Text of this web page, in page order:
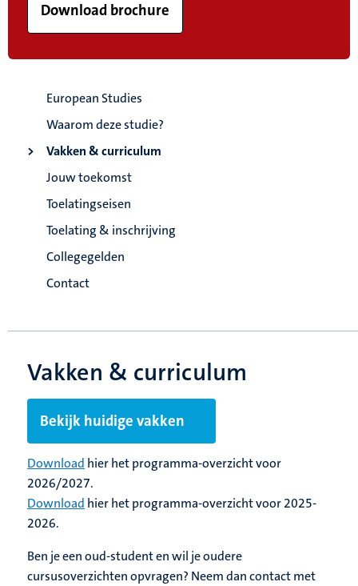
Download brochure
European Studies
Waarom deze studie?
Vakken & curriculum
Jouw toekomst
Toelatingseisen
Toelating & inschrijving
Collegegelden
Contact
Vakken & curriculum
Bekijk huidige vakken
Download hier het programma-overzicht voor
2026/2027.
Download hier het programma-overzicht voor 2025-
2026.
Ben je een oud-student en wil je oudere
cursusoverzichten opvragen? Neem dan contact met